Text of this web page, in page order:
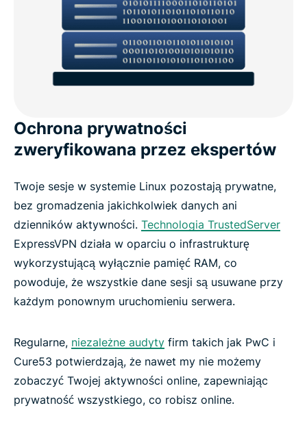
Ochrona prywatności
zweryfikowana przez ekspertów
Twoje sesje w systemie Linux pozostają prywatne,
bez gromadzenia jakichkolwiek danych ani
dzienników aktywności. Technologia TrustedServer
ExpressVPN działa w oparciu o infrastrukturę
wykorzystującą wyłącznie pamięć RAM, co
powoduje, że wszystkie dane sesji są usuwane przy
każdym ponownym uruchomieniu serwera.
Regularne, niezależne audyty firm takich jak PwC i
Cure53 potwierdzają, że nawet my nie możemy
zobaczyć Twojej aktywności online, zapewniając
prywatność wszystkiego, co robisz online.